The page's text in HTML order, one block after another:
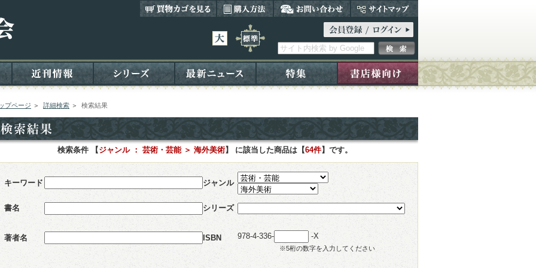
プページ ＞ 詳細検索 ＞ 検索結果
検索条件 【ジャンル ： 芸術・芸能 ＞ 海外美術】 に該当した商品は【64件】です。
キーワード ジャンル
書名 シリーズ
著者名 ISBN 978-4-336- -X
※5桁の数字を入力してください